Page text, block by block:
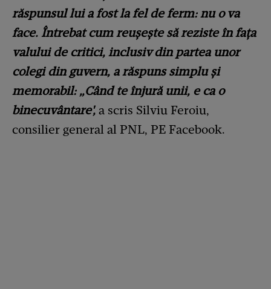
răspunsul lui a fost la fel de ferm: nu o va
face. Întrebat cum reușește să reziste în fața
valului de critici, inclusiv din partea unor
colegi din guvern, a răspuns simplu și
memorabil: „Când te înjură unii, e ca o
binecuvântare', a scris Silviu Feroiu,
consilier general al PNL, PE Facebook.